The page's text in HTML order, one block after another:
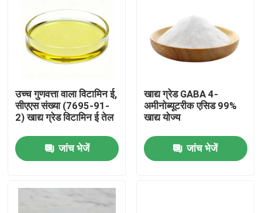
उच्च गुणवत्ता वाला विटामिन ई,
सीएएस संख्या (7695-91-
2) खाद्य ग्रेड विटामिन ई तेल
जांच भेजें
खाद्य ग्रेड GABA 4-
अमीनोब्यूटरीक एसिड 99%
खाद्य योज्य
जांच भेजें